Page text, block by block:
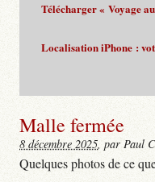
Télécharger « Voyage
Localisation iPhone :
Malle fermée
8 décembre 2025, par Paul
Quelques photos de ce